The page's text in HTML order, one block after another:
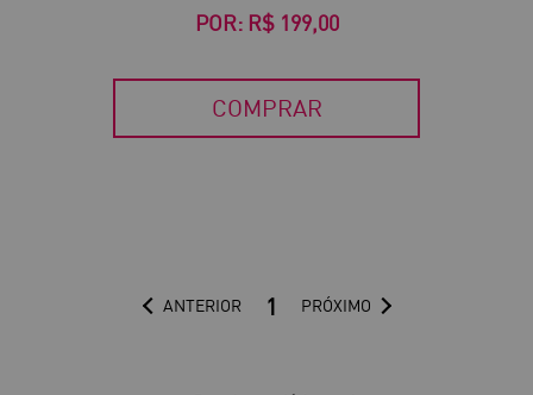
POR: R$ 199,00
COMPRAR
ANTERIOR 1 PRÓXIMO